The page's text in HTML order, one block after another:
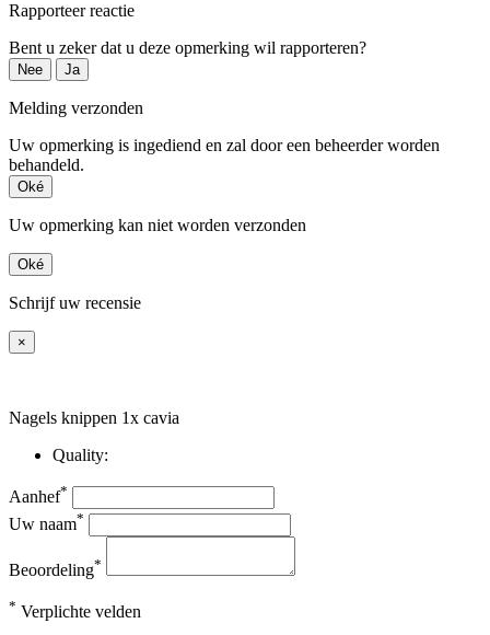
Rapporteer reactie
Bent u zeker dat u deze opmerking wil rapporteren?
Nee Ja
Melding verzonden
Uw opmerking is ingediend en zal door een beheerder worden
behandeld.
Oké
Uw opmerking kan niet worden verzonden
Oké
Schrijf uw recensie
×
Nagels knippen 1x cavia
Quality:
Aanhef*
Uw naam*
Beoordeling*
* Verplichte velden